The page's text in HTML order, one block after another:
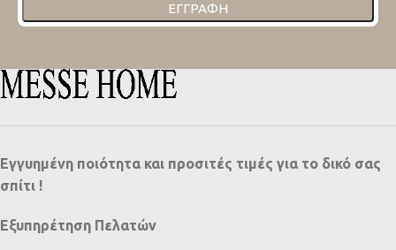
ΕΓΓΡΑΦΉ
Εγγυημένη ποιότητα και προσιτές τιμές για το δικό σας
σπίτι !
Εξυπηρέτηση Πελατών